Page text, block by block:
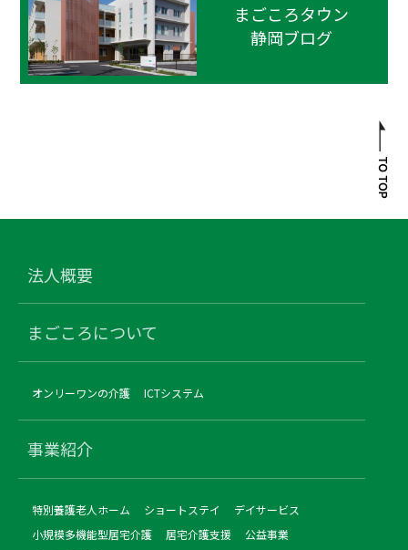
まごころタウン
静岡ブログ
法人概要
まごころについて
オンリーワンの介護 ICTシステム
事業紹介
特別養護老人ホーム ショートステイ
デイサービス
小規模多機能型居宅介護
居宅介護支援
公益事業